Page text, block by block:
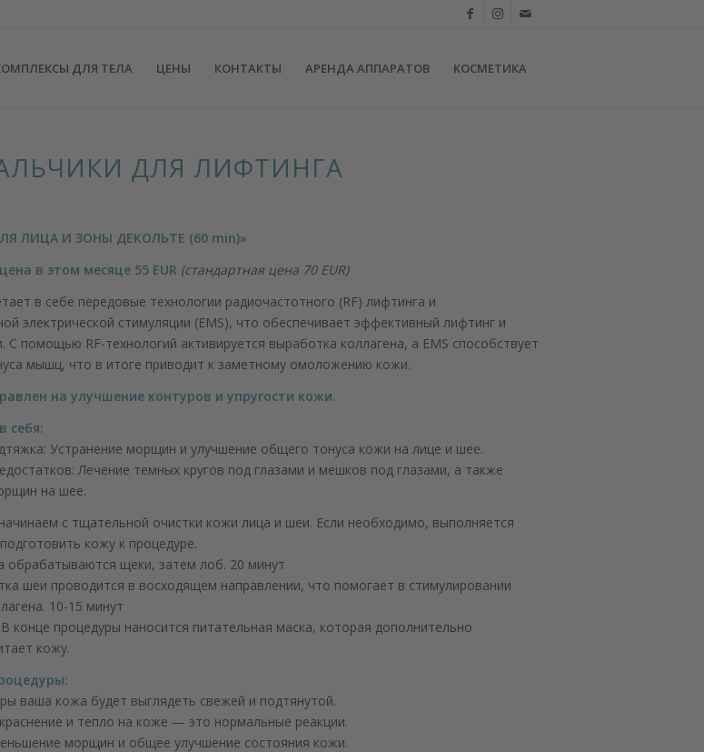
ДЛЯ ТЕЛА ЦЕНЫ КОНТАКТЫ АРЕНДА АППАРАТОВ КОСМЕТИКА
ДЛЯ ЛИФТИНГА
ЛИЦА И ЗОНЫ ДЕКОЛЬТЕ (60 min)»
в этом месяце 55 EUR (стандартная цена 70 EUR)
в себе передовые технологии радиочастотного (RF) лифтинга и
электрической стимуляции (EMS), что обеспечивает эффективный лифтинг и
С помощью RF-технологий активируется выработка коллагена, а EMS способствует
мышц, что в итоге приводит к заметному омоложению кожи.
на улучшение контуров и упругости кожи.
себя:
Устранение морщин и улучшение общего тонуса кожи на лице и шее.
Лечение темных кругов под глазами и мешков под глазами, а также
на шее.
с тщательной очистки кожи лица и шеи. Если необходимо, выполняется
кожу к процедуре.
обрабатываются щеки, затем лоб. 20 минут
шеи проводится в восходящем направлении, что помогает в стимулировании
10-15 минут
конце процедуры наносится питательная маска, которая дополнительно
кожу.
ваша кожа будет выглядеть свежей и подтянутой.
и тепло на коже — это нормальные реакции.
морщин и общее улучшение состояния кожи.